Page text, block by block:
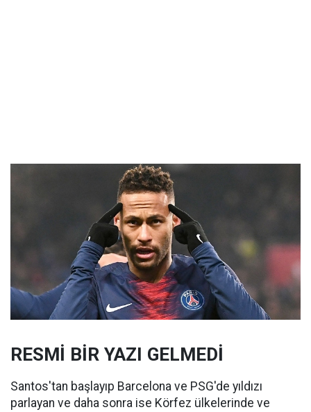
RESMİ BİR YAZI GELMEDİ
Santos'tan başlayıp Barcelona ve PSG'de yıldızı
parlayan ve daha sonra ise Körfez ülkelerinde ve